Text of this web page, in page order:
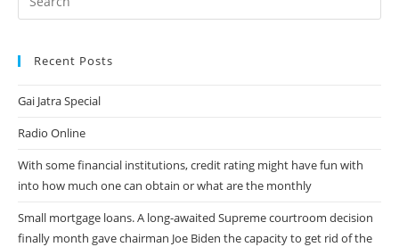
Recent Posts
Gai Jatra Special
Radio Online
With some financial institutions, credit rating might have fun with
into how much one can obtain or what are the monthly
Small mortgage loans. A long-awaited Supreme courtroom decision
finally month gave chairman Joe Biden the capacity to get rid of the